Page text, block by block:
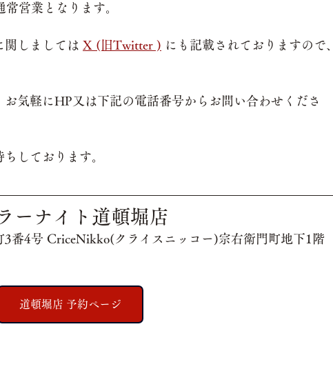
営業となります。
関しましては X (旧Twitter ) にも記載されておりますので、
気軽にHP又は下記の電話番号からお問い合わせくださ
しております。
ーナイト道頓堀店
3番4号 CriceNikko(クライスニッコー)宗右衛門町地下1階
道頓堀店 予約ページ